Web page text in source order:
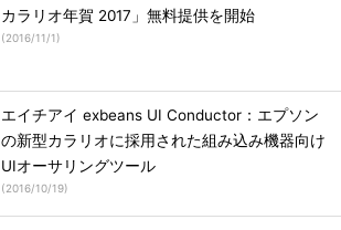
カラリオ年賀 2017」無料提供を開始
(2016/11/1)
エイチアイ exbeans UI Conductor：エプソン
の新型カラリオに採用された組み込み機器向け
UIオーサリングツール
(2016/10/19)